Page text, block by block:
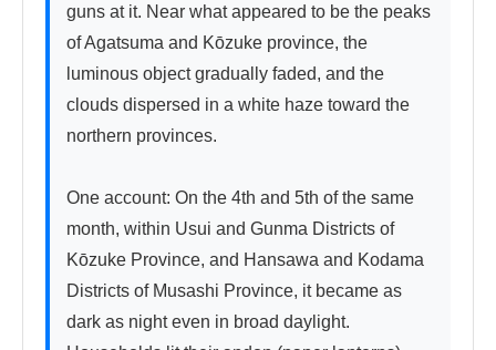
guns at it. Near what appeared to be the peaks
of Agatsuma and Kōzuke province, the
luminous object gradually faded, and the
clouds dispersed in a white haze toward the
northern provinces.
One account: On the 4th and 5th of the same
month, within Usui and Gunma Districts of
Kōzuke Province, and Hansawa and Kodama
Districts of Musashi Province, it became as
dark as night even in broad daylight.